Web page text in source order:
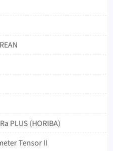
PLUS (HORIBA)
Tensor II